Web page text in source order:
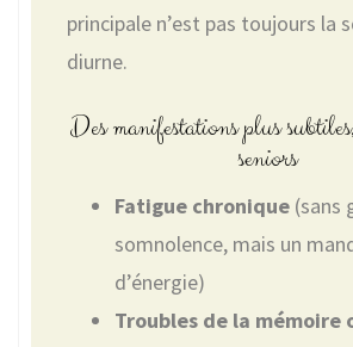
principale n’est pas toujours la
diurne.
Des manifestations plus
seniors
Fatigue chronique (sans
somnolence, mais un
d’énergie)
Troubles de la mémoire